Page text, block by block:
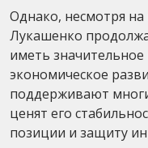
Однако, несмотря
Лукашенко
иметь
экономическое
поддерживают
ценят его
позиции и защиту